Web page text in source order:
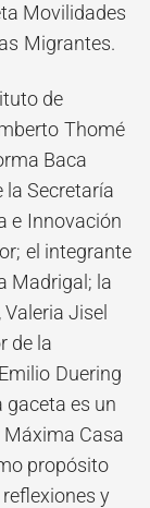
Movilidades
Migrantes.
de
Thomé
Baca
la Secretaría
e Innovación
el integrante
Madrigal; la
Jisel
de la
Duering
gaceta es un
Casa
propósito
y